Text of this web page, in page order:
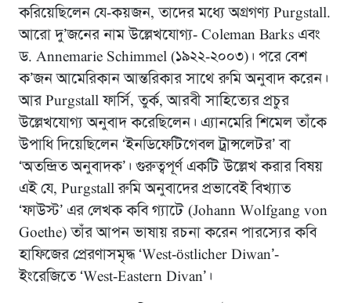
করিয়েছিলেন যে-কয়জন, তাদের মধ্যে অগ্রগণ্য Purgstall.
আরো দু’জনের নাম উল্লেখযোগ্য- Coleman Barks এবং
ড. Annemarie Schimmel (১৯২২-২০০৩)। পরে বেশ
ক’জন আমেরিকান আন্তরিকার সাথে রুমি অনুবাদ করেন।
আর Purgstall ফার্সি, তুর্ক, আরবী সাহিত্যের প্রচুর
উল্লেখযোগ্য অনুবাদ করেছিলেন। এ্যানমেরি শিমেল তাঁকে
উপাধি দিয়েছিলেন ‘ইনডিফেটিগেবল ট্রান্সলেটর’ বা
‘অতন্দ্রিত অনুবাদক’। গুরুত্বপূর্ণ একটি উল্লেখ করার বিষয়
এই যে, Purgstall রুমি অনুবাদের প্রভাবেই বিখ্যাত
‘ফাউস্ট’ এর লেখক কবি গ্যাটে (Johann Wolfgang von
Goethe) তাঁর আপন ভাষায় রচনা করেন পারস্যের কবি
হাফিজের প্রেরণাসমৃদ্ধ ‘West-östlicher Diwan’-
ইংরেজিতে ‘West-Eastern Divan’।